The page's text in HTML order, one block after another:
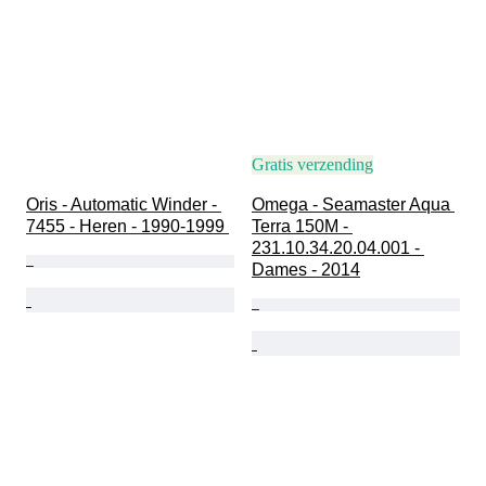
Oris - Automatic Winder -
7455 - Heren - 1990-1999
Gratis verzending
Omega - Seamaster Aqua
Terra 150M -
231.10.34.20.04.001 -
Dames - 2014